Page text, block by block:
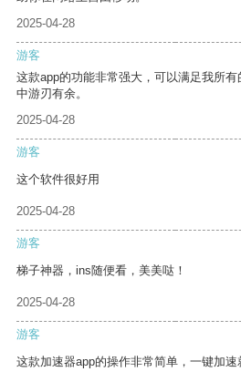
2025-04-28
游客
这款app的功能非常强大，可以满足我所
中游刃有余。
2025-04-28
游客
这个软件很好用
2025-04-28
游客
梯子神器，ins随便看，美美哒！
2025-04-28
游客
这款加速器app的操作非常简单，一键加速